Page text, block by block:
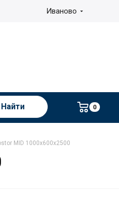
Иваново
Найти 0
MID 1000x600x2500